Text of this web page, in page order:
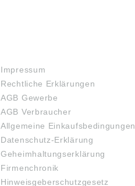
Impressum
Rechtliche Erklärungen
AGB Gewerbe
AGB Verbraucher
Allgemeine Einkaufsbedingungen
Datenschutz-Erklärung
Geheimhaltungserklärung
Firmenchronik
Hinweisgeberschutzgesetz